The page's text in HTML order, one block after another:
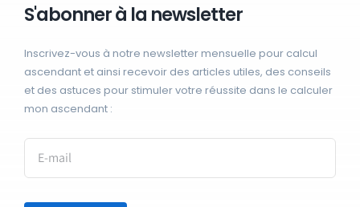
S'abonner à la newsletter
Inscrivez-vous à notre newsletter mensuelle pour calcul
ascendant et ainsi recevoir des articles utiles, des conseils
et des astuces pour stimuler votre réussite dans le calculer
mon ascendant :